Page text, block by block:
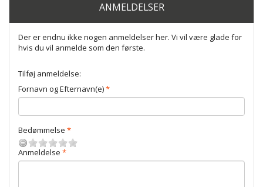
ANMELDELSER
Der er endnu ikke nogen anmeldelser her. Vi vil være glade for
hvis du vil anmelde som den første.
Tilføj anmeldelse:
Fornavn og Efternavn(e)
Bedømmelse
Anmeldelse